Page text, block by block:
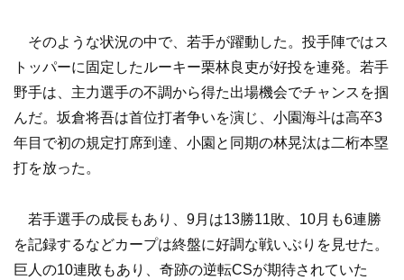
そのような状況の中で、若手が躍動した。投手陣ではス
トッパーに固定したルーキー栗林良吏が好投を連発。若手
野手は、主力選手の不調から得た出場機会でチャンスを掴
んだ。坂倉将吾は首位打者争いを演じ、小園海斗は高卒3
年目で初の規定打席到達、小園と同期の林晃汰は二桁本塁
打を放った。
若手選手の成長もあり、9月は13勝11敗、10月も6連勝
を記録するなどカープは終盤に好調な戦いぶりを見せた。
巨人の10連敗もあり、奇跡の逆転CSが期待されていた